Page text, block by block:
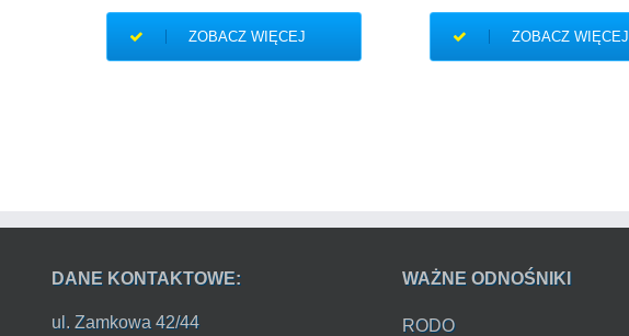
ZOBACZ WIĘCEJ ZOBACZ WIĘCEJ
DANE KONTAKTOWE:
ul. Zamkowa 42/44
WAŻNE ODNOŚNIKI
RODO